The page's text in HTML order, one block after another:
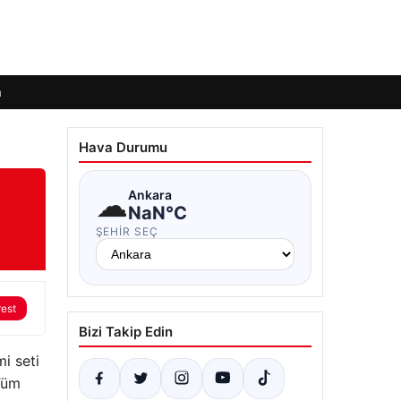
seti
Hava Durumu
☁Ankara
NaN°C
ŞEHIR SEÇ
Bizi Takip Edin